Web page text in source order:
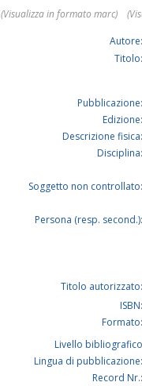
(Visualizza in formato marc)
Autore:
Titolo:
Pubblicazione:
Edizione:
Descrizione fisica:
Disciplina:
Soggetto non controllato:
Persona (resp. second.):
Titolo autorizzato:
ISBN:
Formato:
Livello bibliografico
Lingua di pubblicazione:
Record Nr.: